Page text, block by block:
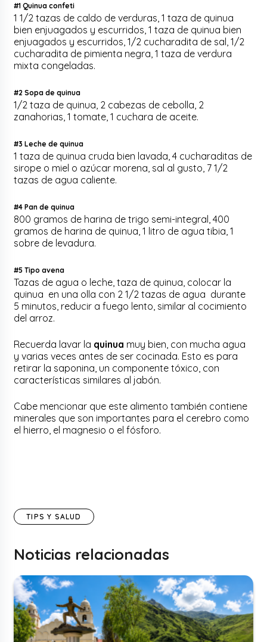
#1 Quinua confeti
1 1/2 tazas de caldo de verduras, 1 taza de quinua
bien enjuagados y escurridos, 1 taza de quinua bien
enjuagados y escurridos, 1/2 cucharadita de sal, 1/2
cucharadita de pimienta negra, 1 taza de verdura
mixta congeladas.
#2 Sopa de quinua
1/2 taza de quinua, 2 cabezas de cebolla, 2
zanahorias, 1 tomate, 1 cuchara de aceite.
#3 Leche de quinua
1 taza de quinua cruda bien lavada, 4 cucharaditas de
sirope o miel o azúcar morena, sal al gusto, 7 1/2
tazas de agua caliente.
#4 Pan de quinua
800 gramos de harina de trigo semi-integral, 400
gramos de harina de quinua, 1 litro de agua tibia, 1
sobre de levadura.
#5 Tipo avena
Tazas de agua o leche, taza de quinua, colocar la
quinua en una olla con 2 1/2 tazas de agua durante
5 minutos, reducir a fuego lento, similar al cocimiento
del arroz.
Recuerda lavar la quinua muy bien, con mucha agua
y varias veces antes de ser cocinada. Esto es para
retirar la saponina, un componente tóxico, con
características similares al jabón.
Cabe mencionar que este alimento también contiene
minerales que son importantes para el cerebro como
el hierro, el magnesio o el fósforo.
TIPS Y SALUD
Noticias relacionadas